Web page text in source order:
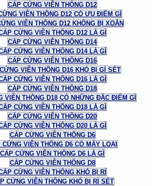
CÁP CỨNG VIỄN THÔNG D12
VIỄN THÔNG D12 CÓ ƯU ĐIỂM GÌ
VIỄN THÔNG D12 KHÔNG BỊ XOẮN
CỨNG VIỄN THÔNG D12 LÀ GÌ
CÁP CỨNG VIỄN THÔNG D14
CỨNG VIỄN THÔNG D14 LÀ GÌ
CÁP CỨNG VIỄN THÔNG D16
VIỄN THÔNG D16 KHÓ BỊ GỈ SÉT
CỨNG VIỄN THÔNG D16 LÀ GÌ
CÁP CỨNG VIỄN THÔNG D18
VIỄN THÔNG D18 CÓ NHỮNG ĐẶC ĐIỂM GÌ
CỨNG VIỄN THÔNG D18 LÀ GÌ
CÁP CỨNG VIỄN THÔNG D20
CỨNG VIỄN THÔNG D20 LÀ GÌ
CÁP CỨNG VIỄN THÔNG D6
CỨNG VIỄN THÔNG D6 CÓ MẤY LOẠI
CÁP CỨNG VIỄN THÔNG D6 LÀ GÌ
CÁP CỨNG VIỄN THÔNG D8
CỨNG VIỄN THÔNG KHÓ BỊ RỈ
CỨNG VIỄN THÔNG KHÓ BỊ RỈ SÉT